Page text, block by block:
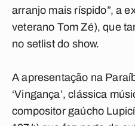
arranjo mais ríspido”, a
veterano Tom Zé), que
no setlist do show.
A apresentação na
‘Vingança’, clássica
compositor gaúcho